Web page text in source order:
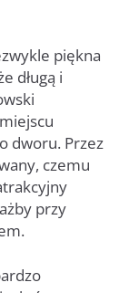
piękna
długą i
dworu. Przez
czemu
przy